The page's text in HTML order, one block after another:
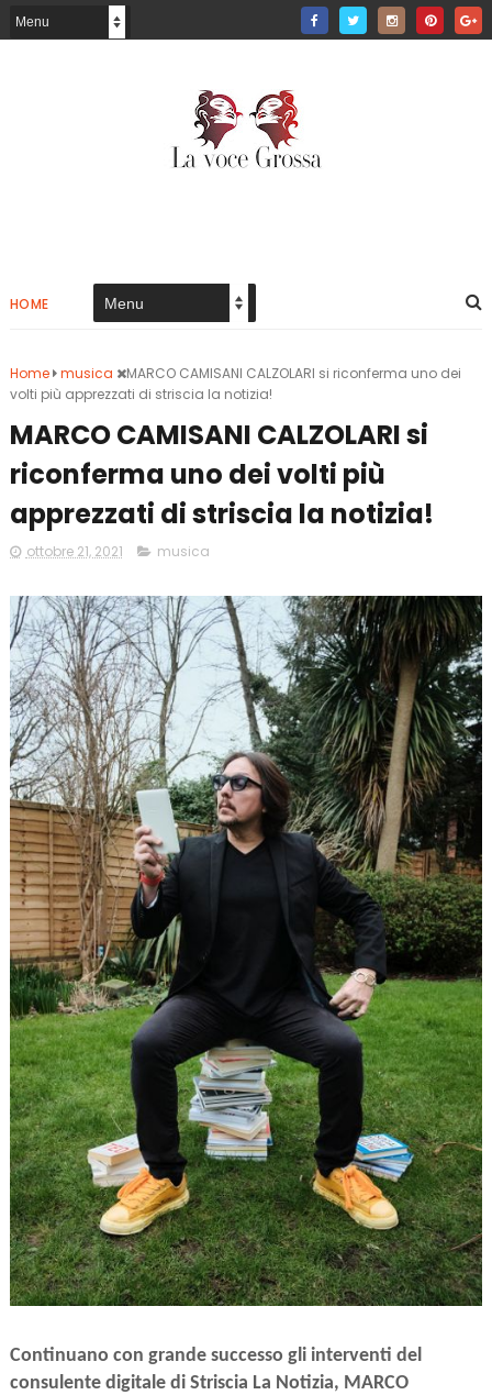
HOME
Home musica
MARCO CAMISANI CALZOLARI si riconferma uno dei
volti più apprezzati di striscia la notizia!
MARCO CAMISANI CALZOLARI si
riconferma uno dei volti più
apprezzati di striscia la notizia!
ottobre 21, 2021 musica
Continuano con grande successo gli interventi del
consulente digitale di Striscia La Notizia, MARCO